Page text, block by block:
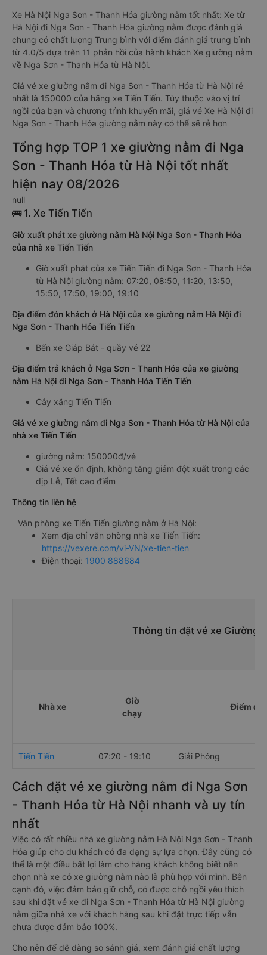
Xe Hà Nội Nga Sơn - Thanh Hóa giường nằm tốt nhất: Xe từ
Hà Nội đi Nga Sơn - Thanh Hóa giường nằm được đánh giá
chung có chất lượng Trung bình với điểm đánh giá trung bình
từ 4.0/5 dựa trên 11 phản hồi của hành khách Xe giường nằm
về Nga Sơn - Thanh Hóa từ Hà Nội.
Giá vé xe giường nằm đi Nga Sơn - Thanh Hóa từ Hà Nội rẻ
nhất là 150000 của hãng xe Tiến Tiến. Tùy thuộc vào vị trí
ngồi của bạn và chương trình khuyến mãi, giá vé Xe Hà Nội đi
Nga Sơn - Thanh Hóa giường nằm này có thể sẽ rẻ hơn
Tổng hợp TOP 1 xe giường nằm đi Nga
Sơn - Thanh Hóa từ Hà Nội tốt nhất
hiện nay 08/2026
null
🚌 1. Xe Tiến Tiến
Giờ xuất phát xe giường nằm Hà Nội Nga Sơn - Thanh Hóa
của nhà xe Tiến Tiến
Giờ xuất phát của xe Tiến Tiến đi Nga Sơn - Thanh Hóa
từ Hà Nội giường nằm: 07:20, 08:50, 11:20, 13:50,
15:50, 17:50, 19:00, 19:10
Địa điểm đón khách ở Hà Nội của xe giường nằm Hà Nội đi
Nga Sơn - Thanh Hóa Tiến Tiến
Bến xe Giáp Bát - quầy vé 22
Địa điểm trả khách ở Nga Sơn - Thanh Hóa của xe giường
nằm Hà Nội đi Nga Sơn - Thanh Hóa Tiến Tiến
Cây xăng Tiến Tiến
Giá vé xe giường nằm đi Nga Sơn - Thanh Hóa từ Hà Nội của
nhà xe Tiến Tiến
giường nằm: 150000đ/vé
Giá vé xe ổn định, không tăng giảm đột xuất trong các
dịp Lễ, Tết cao điểm
Thông tin liên hệ
Văn phòng xe Tiến Tiến giường nằm ở Hà Nội:
Xem địa chỉ văn phòng nhà xe Tiến Tiến:
https://vexere.com/vi-VN/xe-tien-tien
Điện thoại: 1900 888684
Thông tin đặt vé xe Giường
Nhà xe
Giờ
chạy
Điểm đi
Tiến Tiến 07:20 - 19:10 Giải Phóng
Cách đặt vé xe giường nằm đi Nga Sơn
- Thanh Hóa từ Hà Nội nhanh và uy tín
nhất
Việc có rất nhiều nhà xe giường nằm Hà Nội Nga Sơn - Thanh
Hóa giúp cho du khách có đa dạng sự lựa chọn. Đây cũng có
thể là một điều bất lợi làm cho hàng khách không biết nên
chọn nhà xe có xe giường nằm nào là phù hợp với mình. Bên
cạnh đó, việc đảm bảo giữ chỗ, có được chỗ ngồi yêu thích
sau khi đặt vé xe đi Nga Sơn - Thanh Hóa từ Hà Nội giường
nằm giữa nhà xe với khách hàng sau khi đặt trực tiếp vẫn
chưa được đảm bảo 100%.
Cho nên để dễ dàng so sánh giá, xem đánh giá chất lượng